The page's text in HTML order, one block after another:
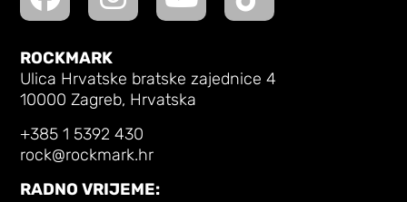
ROCKMARK
Ulica Hrvatske bratske zajednice 4
10000 Zagreb, Hrvatska
+385 1 5392 430
rock@rockmark.hr
RADNO VRIJEME: